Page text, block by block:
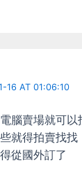
16 AT 01:06:10
腦賣場就可以
就得拍賣找找
從國外訂了